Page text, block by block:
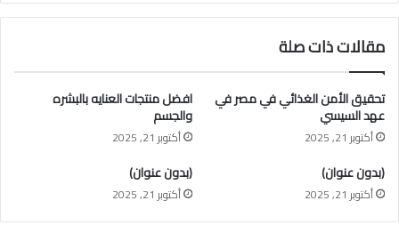
مقالات ذات صلة
تحقيق الأمن الغذائي في مصر في
عهد السيسي
أكتوبر 21, 2025
افضل منتجات العنايه بالبشره
والجسم
أكتوبر 21, 2025
(بدون عنوان)
أكتوبر 21, 2025
(بدون عنوان)
أكتوبر 21, 2025